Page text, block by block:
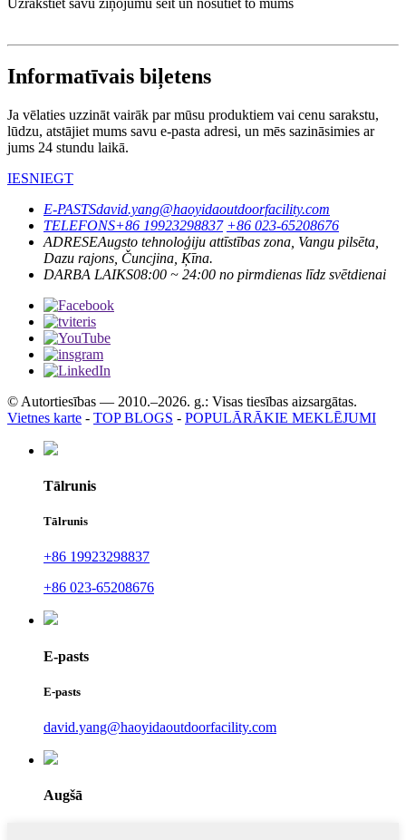
Informatīvais biļetens
Ja vēlaties uzzināt vairāk par mūsu produktiem vai cenu sarakstu,
lūdzu, atstājiet mums savu e-pasta adresi, un mēs sazināsimies ar
jums 24 stundu laikā.
IESNIEGT
E-PASTSdavid.yang@haoyidaoutdoorfacility.com
TELEFONS+86 19923298837 +86 023-65208676
ADRESEAugsto tehnoloģiju attīstības zona, Vangu pilsēta,
Dazu rajons, Čuncjina, Ķīna.
DARBA LAIKS08:00 ~ 24:00 no pirmdienas līdz svētdienai
© Autortiesības — 2010.–2026. g.: Visas tiesības aizsargātas.
Vietnes karte - TOP BLOGS - POPULĀRĀKIE MEKLĒJUMI
Tālrunis
Tālrunis
+86 19923298837
+86 023-65208676
E-pasts
E-pasts
david.yang@haoyidaoutdoorfacility.com
Augšā